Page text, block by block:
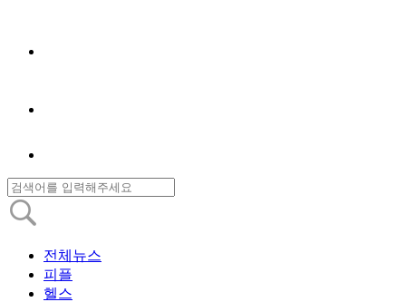
전체뉴스
피플
헬스